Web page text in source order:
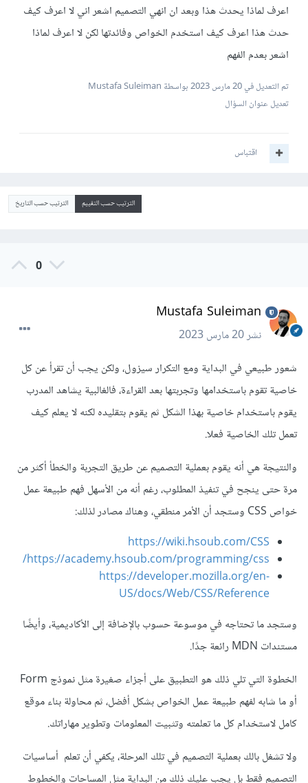
اعرف لماذا يحدث هذا وبعد ان انهي التصميم اشعر اني لا اعرف كيف
حدث هذا اعرف كيف استخدم الخواص وفائدتها لكن لا اعرف لماذا
اشعر بعدم الفهم
تم التعديل في20 مارس 2023
بواسطة Mustafa Suleiman
تعديل عنوان السؤال
اقتباس
الترتيب حسب التقييم الترتيب حسب التاريخ
0
Mustafa Suleiman
نشر20 مارس 2023
شعور طبيعي في البداية ومع التكرار سيزول، ولكن يجب أن تقرأ عن كل
خاصية تقوم باستخدامها وتجربتها بعد القراءة، فالغالبية يشاهد المدرب
يقوم باستخدام خاصية بهذا الشكل ثم يقوم بتقليده لكنه لا يعلم كيف
تعمل تلك الخاصية فعلا.
والنتيجة هي أنه يقوم بعملية التصميم عن طريق التجربة والخطأ أكثر من
مرة حتى ينجح في تنفيذ المطلوب، رغم أنه من الأسهل فهم طبيعة عمل
خواص CSS وستجد أن الأمر منطقي، وهناك مصادر لذلك:
https://wiki.hsoub.com/CSS
https://academy.hsoub.com/programming/css/
https://developer.mozilla.org/en-
US/docs/Web/CSS/Reference
وستجد ما تحتاجه في موسوعة حسوب بالإضافة إلى الأكاديمية، وأيضًا
مستندات MDN رائعة جدًا.
الخطوة التي تلي ذلك هو التطبيق على أجزاء صغيرة مثل نموذج Form
أو ما شابه لفهم طبيعة عمل الخواص بشكل أفضل، ثم محاولة بناء موقع
كامل لاستخدام كل ما تعلمته وتثبيت المعلومات وتطوير مهاراتك.
ولا تشغل بالك بعملية التصميم في تلك المرحلة، يكفي أن تعلم أساسيات